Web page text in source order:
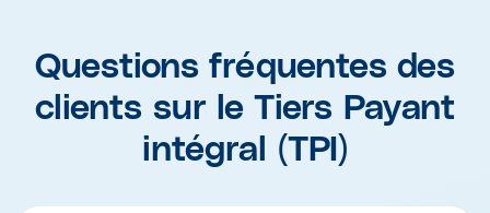
Questions fréquentes des
clients sur le Tiers Payant
intégral (TPI)